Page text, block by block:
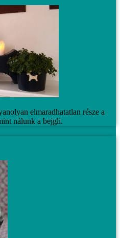
elmaradhatatlan része a
nálunk a bejgli.